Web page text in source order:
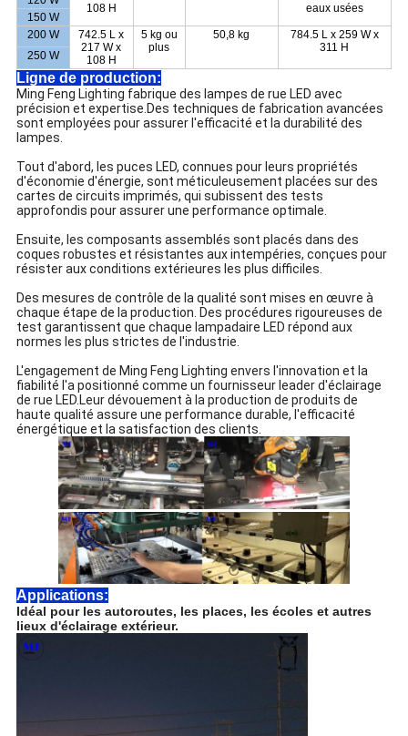
108 H
eaux usées
150 W
200 W
742.5 L x
217 W x
108 H
5 kg ou
plus
50,8 kg
784.5 L x 259 W x
311 H
250 W
Ligne de production:
Ming Feng Lighting fabrique des lampes de rue LED avec
précision et expertise.Des techniques de fabrication avancées
sont employées pour assurer l'efficacité et la durabilité des
lampes.
Tout d'abord, les puces LED, connues pour leurs propriétés
d'économie d'énergie, sont méticuleusement placées sur des
cartes de circuits imprimés, qui subissent des tests
approfondis pour assurer une performance optimale.
Ensuite, les composants assemblés sont placés dans des
coques robustes et résistantes aux intempéries, conçues pour
résister aux conditions extérieures les plus difficiles.
Des mesures de contrôle de la qualité sont mises en œuvre à
chaque étape de la production. Des procédures rigoureuses de
test garantissent que chaque lampadaire LED répond aux
normes les plus strictes de l'industrie.
L'engagement de Ming Feng Lighting envers l'innovation et la
fiabilité l'a positionné comme un fournisseur leader d'éclairage
de rue LED.Leur dévouement à la production de produits de
haute qualité assure une performance durable, l'efficacité
énergétique et la satisfaction des clients.
Applications:
Idéal pour les autoroutes, les places, les écoles et autres
lieux d'éclairage extérieur.